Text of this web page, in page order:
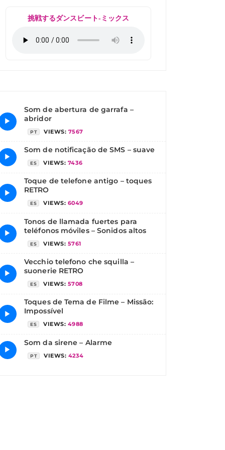
挑戦するダンスビート-ミックス
▶
Som de abertura de garrafa –
abridor
PT VIEWS: 7567
▶
Som de notificação de SMS – suave
ES VIEWS: 7436
▶
Toque de telefone antigo – toques
RETRO
ES VIEWS: 6049
▶
Tonos de llamada fuertes para
teléfonos móviles – Sonidos altos
ES VIEWS: 5761
▶
Vecchio telefono che squilla –
suonerie RETRO
ES VIEWS: 5708
▶
Toques de Tema de Filme – Missão:
Impossível
ES VIEWS: 4988
▶
Som da sirene – Alarme
PT VIEWS: 4234